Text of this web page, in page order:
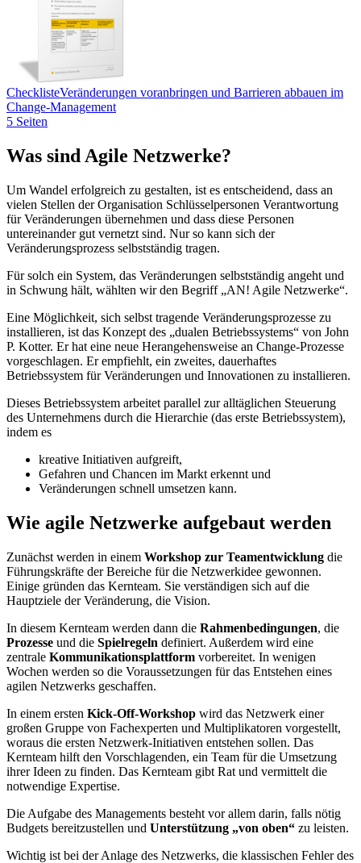
ChecklisteVeränderungen voranbringen und Barrieren abbauen im
Change-Management
5 Seiten
Was sind Agile Netzwerke?
Um Wandel erfolgreich zu gestalten, ist es entscheidend, dass an
vielen Stellen der Organisation Schlüsselpersonen Verantwortung
für Veränderungen übernehmen und dass diese Personen
untereinander gut vernetzt sind. Nur so kann sich der
Veränderungsprozess selbstständig tragen.
Für solch ein System, das Veränderungen selbstständig angeht und
in Schwung hält, wählten wir den Begriff „AN! Agile Netzwerke“.
Eine Möglichkeit, sich selbst tragende Veränderungsprozesse zu
installieren, ist das Konzept des „dualen Betriebssystems“ von John
P. Kotter. Er hat eine neue Herangehensweise an Change-Prozesse
vorgeschlagen. Er empfiehlt, ein zweites, dauerhaftes
Betriebssystem für Veränderungen und Innovationen zu installieren.
Dieses Betriebssystem arbeitet parallel zur alltäglichen Steuerung
des Unternehmens durch die Hierarchie (das erste Betriebssystem),
indem es
kreative Initiativen aufgreift,
Gefahren und Chancen im Markt erkennt und
Veränderungen schnell umsetzen kann.
Wie agile Netzwerke aufgebaut werden
Zunächst werden in einem Workshop zur Teamentwicklung die
Führungskräfte der Bereiche für die Netzwerkidee gewonnen.
Einige gründen das Kernteam. Sie verständigen sich auf die
Hauptziele der Veränderung, die Vision.
In diesem Kernteam werden dann die Rahmenbedingungen, die
Prozesse und die Spielregeln definiert. Außerdem wird eine
zentrale Kommunikationsplattform vorbereitet. In wenigen
Wochen werden so die Voraussetzungen für das Entstehen eines
agilen Netzwerks geschaffen.
In einem ersten Kick-Off-Workshop wird das Netzwerk einer
großen Gruppe von Fachexperten und Multiplikatoren vorgestellt,
woraus die ersten Netzwerk-Initiativen entstehen sollen. Das
Kernteam hilft den Vorschlagenden, ein Team für die Umsetzung
ihrer Ideen zu finden. Das Kernteam gibt Rat und vermittelt die
notwendige Expertise.
Die Aufgabe des Managements besteht vor allem darin, falls nötig
Budgets bereitzustellen und Unterstützung „von oben“ zu leisten.
Wichtig ist bei der Anlage des Netzwerks, die klassischen Fehler des